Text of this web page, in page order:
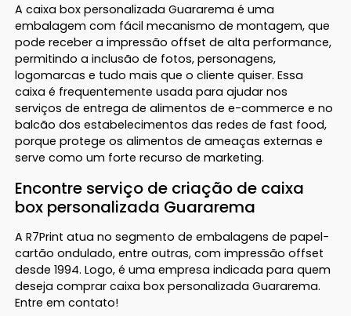
A caixa box personalizada Guararema é uma
embalagem com fácil mecanismo de montagem, que
pode receber a impressão offset de alta performance,
permitindo a inclusão de fotos, personagens,
logomarcas e tudo mais que o cliente quiser. Essa
caixa é frequentemente usada para ajudar nos
serviços de entrega de alimentos de e-commerce e no
balcão dos estabelecimentos das redes de fast food,
porque protege os alimentos de ameaças externas e
serve como um forte recurso de marketing.
Encontre serviço de criação de caixa
box personalizada Guararema
A R7Print atua no segmento de embalagens de papel-
cartão ondulado, entre outras, com impressão offset
desde 1994. Logo, é uma empresa indicada para quem
deseja comprar caixa box personalizada Guararema.
Entre em contato!